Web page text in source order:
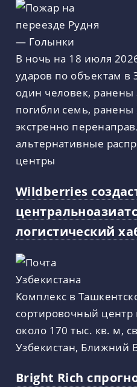
В ночь на 18 июля
ударов по объектам в
один человек, ранены
погибли семь,
экстренно
альтернативные
центры
Wildberries
логистический
Комплекс в
сортировочный
около 170 тыс. кв. м,
Узбекистан, Ближний
Bright Rich